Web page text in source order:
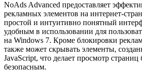
NoAds Advanced предоставляет
рекламных элементов на интернет-
простой и интуитивно понятный
удобным в использовании для
на Windows 7. Кроме блокировки
также может скрывать элементы,
JavaScript, что делает просмотр
безопасным.